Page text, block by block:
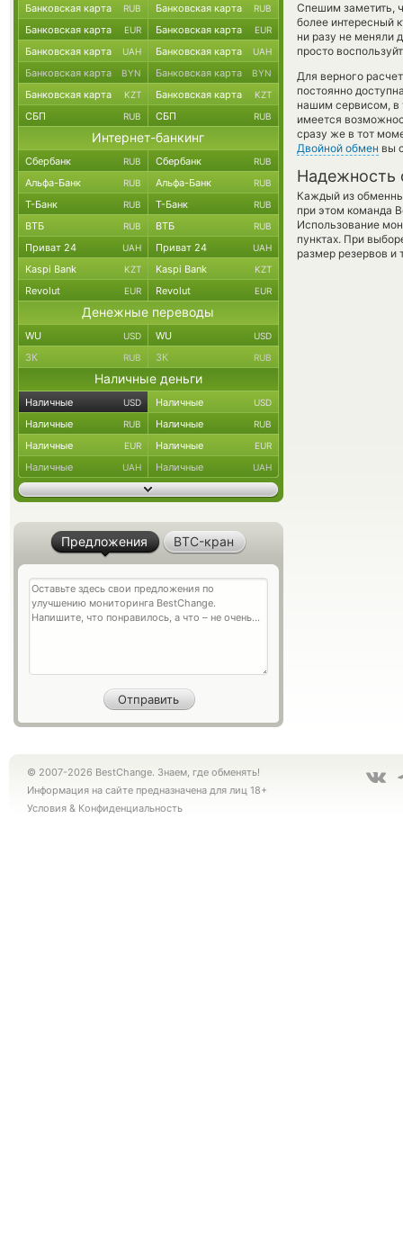
Спешим заметить,
более интересный
ни разу не меняли
просто
Для верного
постоянно
нашим сервисом, в
имеется
сразу же в тот
Двойной обмен вы
Надежность
Каждый из
при этом команда
Использование
пунктах. При
размер резервов и
Банковская карта RUB Банковская карта RUB
Банковская карта EUR Банковская карта EUR
Банковская карта UAH Банковская карта UAH
Банковская карта BYN Банковская карта BYN
Банковская карта KZT Банковская карта KZT
СБП RUB СБП RUB
Интернет-банкинг
Сбербанк RUB Сбербанк RUB
Альфа-Банк RUB Альфа-Банк RUB
Т-Банк RUB Т-Банк RUB
ВТБ RUB ВТБ RUB
Приват 24 UAH Приват 24 UAH
Kaspi Bank KZT Kaspi Bank KZT
Revolut EUR Revolut EUR
Денежные переводы
WU USD WU USD
ЗК RUB ЗК RUB
Наличные деньги
Наличные USD Наличные USD
Наличные RUB Наличные RUB
Наличные EUR Наличные EUR
Наличные UAH Наличные UAH
Предложения BTC-кран
© 2007-2026 BestChange. Знаем, где обменять!
Информация на сайте предназначена для лиц 18+
Условия & Конфиденциальность